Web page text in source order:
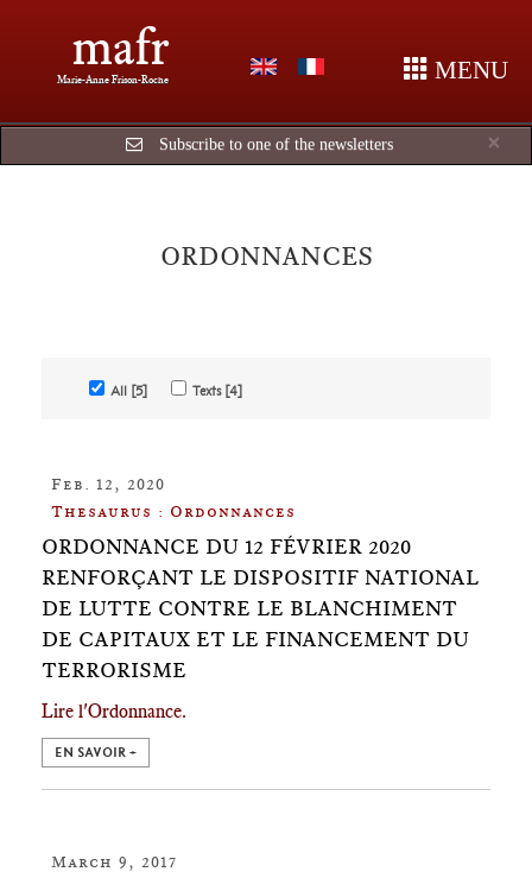
mafr
Marie-Anne Frison-Roche MENU
×
Subscribe to one of the newsletters
ORDONNANCES
All [5] Texts [4]
Feb. 12, 2020
Thesaurus : Ordonnances
ORDONNANCE DU 12 FÉVRIER 2020
RENFORÇANT LE DISPOSITIF NATIONAL
DE LUTTE CONTRE LE BLANCHIMENT
DE CAPITAUX ET LE FINANCEMENT DU
TERRORISME
Lire l'Ordonnance.
EN SAVOIR +
March 9, 2017